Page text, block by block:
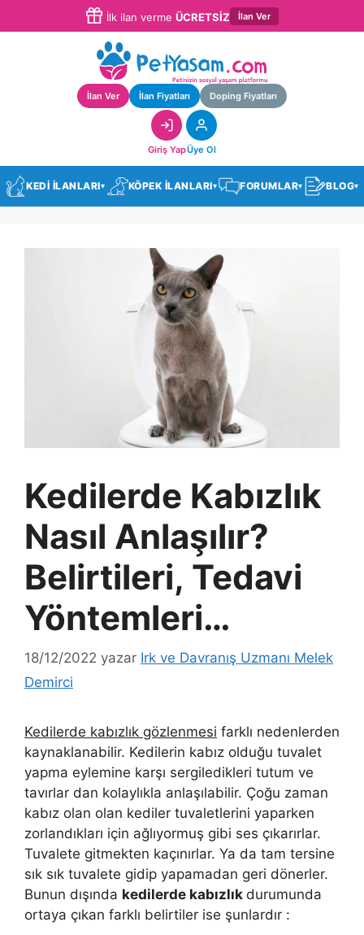
İlk ilan verme ÜCRETSİZ İlan Ver
İlan Ver İlan Fiyatları Doping Fiyatları
Giriş YapÜye Ol
KEDİ İLANLARI▾ KÖPEK İLANLARI▾ FORUMLAR▾ BLOG▾
Kedilerde Kabızlık
Nasıl Anlaşılır?
Belirtileri, Tedavi
Yöntemleri…
18/12/2022 yazar Irk ve Davranış Uzmanı Melek
Demirci
Kedilerde kabızlık gözlenmesi farklı nedenlerden
kaynaklanabilir. Kedilerin kabız olduğu tuvalet
yapma eylemine karşı sergiledikleri tutum ve
tavırlar dan kolaylıkla anlaşılabilir. Çoğu zaman
kabız olan olan kediler tuvaletlerini yaparken
zorlandıkları için ağlıyormuş gibi ses çıkarırlar.
Tuvalete gitmekten kaçınırlar. Ya da tam tersine
sık sık tuvalete gidip yapamadan geri dönerler.
Bunun dışında kedilerde kabızlık durumunda
ortaya çıkan farklı belirtiler ise şunlardır :